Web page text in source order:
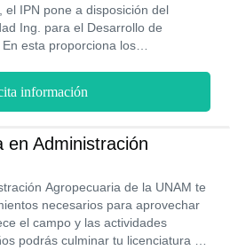
IPN pone a disposición del
Ing. para el Desarrollo de
esta proporciona los
otros aspectos fundamentales para
las empresas y del país. Todos
para la innovación son
en una modalidad presencial
de profesores expertos en un
para el proceso de enseñanza.
información
en Administración
Agropecuaria de la UNAM te
necesarios para aprovechar
el campo y las actividades
podrás culminar tu licenciatura en